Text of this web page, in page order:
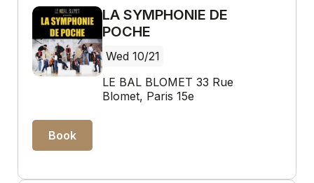
LA SYMPHONIE DE
POCHE
Wed 10/21
LE BAL BLOMET 33 Rue
Blomet, Paris 15e
Book